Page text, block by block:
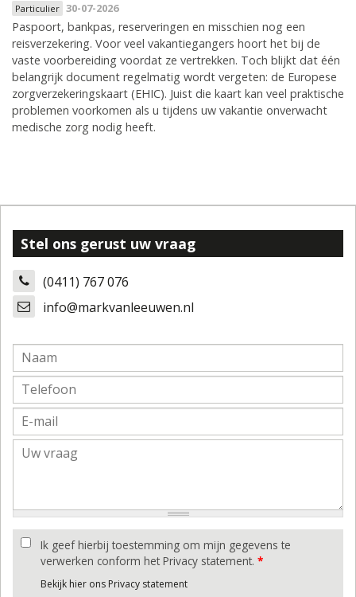
Particulier 30-07-2026
Paspoort, bankpas, reserveringen en misschien nog een
reisverzekering. Voor veel vakantiegangers hoort het bij de
vaste voorbereiding voordat ze vertrekken. Toch blijkt dat één
belangrijk document regelmatig wordt vergeten: de Europese
zorgverzekeringskaart (EHIC). Juist die kaart kan veel praktische
problemen voorkomen als u tijdens uw vakantie onverwacht
medische zorg nodig heeft.
Stel ons gerust uw vraag
(0411) 767 076
info@markvanleeuwen.nl
Ik geef hierbij toestemming om mijn gegevens te
verwerken conform het Privacy statement. *
Bekijk hier ons Privacy statement